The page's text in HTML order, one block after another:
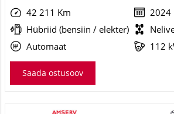
42 211 Km
2024
Hübriid (bensiin / elekter)
Automaat
112
Saada ostusoov